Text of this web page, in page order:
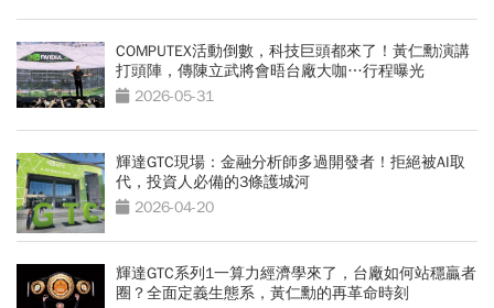
COMPUTEX活動倒數，科技巨頭都來了！黃仁勳演講
打頭陣，傳陳立武將會晤台廠大咖…行程曝光
2026-05-31
輝達GTC現場：金融分析師多過開發者！拒絕被AI取
代，投資人必備的3條護城河
2026-04-20
輝達GTC系列1一算力經濟學來了，台廠如何站穩贏者
圈？全面定義生態系，黃仁勳的再革命時刻